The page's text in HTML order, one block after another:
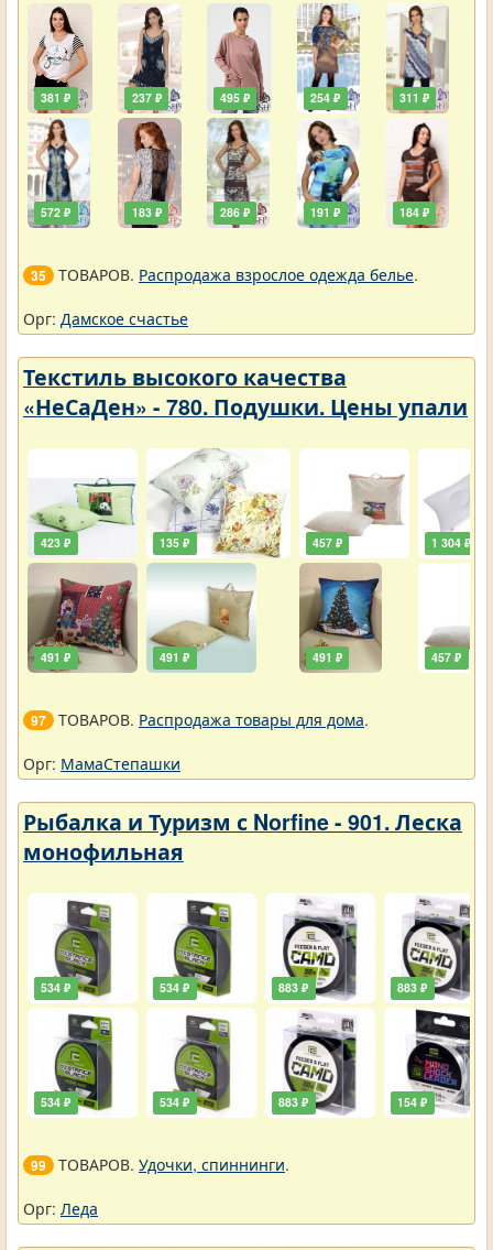
381 ₽
572 ₽
237 ₽
183 ₽
495 ₽
286 ₽
254 ₽
191 ₽
311 ₽
184 ₽
35 ТОВАРОВ. Распродажа взрослое одежда белье.
Орг: Дамское счастье
Текстиль высокого качества
«НеСаДен» - 780. Подушки. Цены упали
423 ₽
491 ₽
135 ₽
491 ₽
457 ₽
491 ₽
1 304 ₽
457 ₽
97 ТОВАРОВ. Распродажа товары для дома.
Орг: МамаСтепашки
Рыбалка и Туризм с Norfine - 901. Леска
монофильная
534 ₽
534 ₽
534 ₽
534 ₽
883 ₽
883 ₽
883 ₽
154 ₽
99 ТОВАРОВ. Удочки, спиннинги.
Орг: Леда